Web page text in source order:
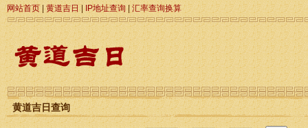
网站首页|黄道吉日| IP地址查询 |汇率查询换算
黄道吉日查询